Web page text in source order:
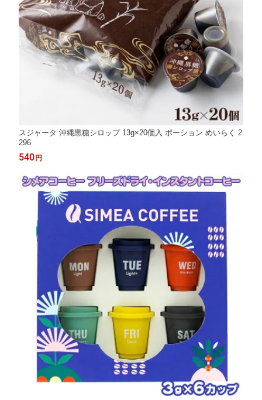
スジャータ 沖縄黒糖シロップ 13g×20個入 ポーション めいらく 2
296
540円